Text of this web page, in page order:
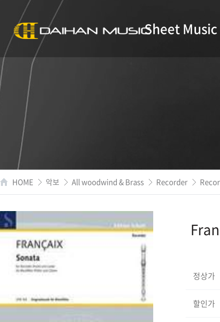
Sheet Music
HOME 악보 All woodwind & Brass Recorder
정상가
할인가